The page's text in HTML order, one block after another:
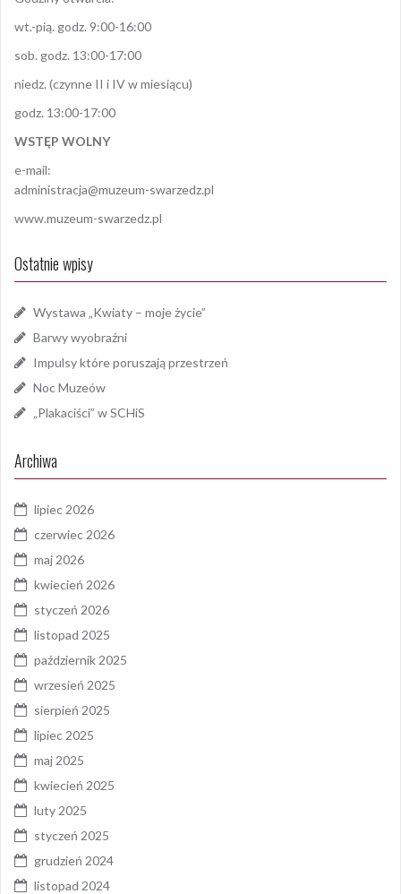
wt.-pią. godz. 9:00-16:00
sob. godz. 13:00-17:00
niedz. (czynne II i IV w miesiącu)
godz. 13:00-17:00
WSTĘP WOLNY
e-mail:
administracja@muzeum-swarzedz.pl
www.muzeum-swarzedz.pl
Ostatnie wpisy
Wystawa „Kwiaty – moje życie”
Barwy wyobraźni
Impulsy które poruszają przestrzeń
Noc Muzeów
„Plakaciści” w SCHiS
Archiwa
lipiec 2026
czerwiec 2026
maj 2026
kwiecień 2026
styczeń 2026
listopad 2025
październik 2025
wrzesień 2025
sierpień 2025
lipiec 2025
maj 2025
kwiecień 2025
luty 2025
styczeń 2025
grudzień 2024
listopad 2024